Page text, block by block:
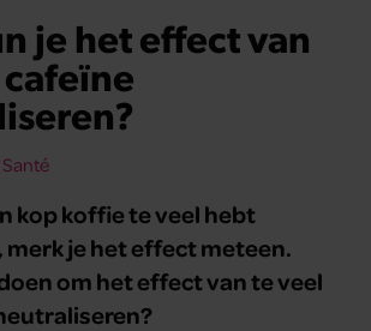
je het effect van
kop koffie te veel hebt
merk je het effect meteen.
om het effect van te veel